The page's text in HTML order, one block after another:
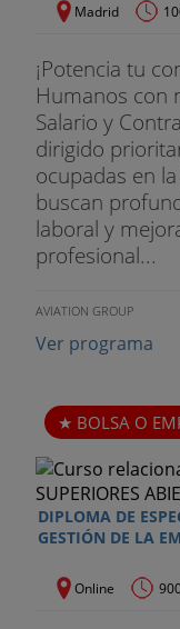
Madrid
¡Potencia tu
Humanos con
Salario y
dirigido
ocupadas en
buscan
laboral y
profesional...
AVIATION GROUP
Ver programa
BOLSA O
DIPLOMA DE
GESTIÓN DE LA
Online